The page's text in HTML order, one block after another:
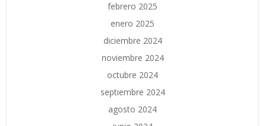
febrero 2025
enero 2025
diciembre 2024
noviembre 2024
octubre 2024
septiembre 2024
agosto 2024